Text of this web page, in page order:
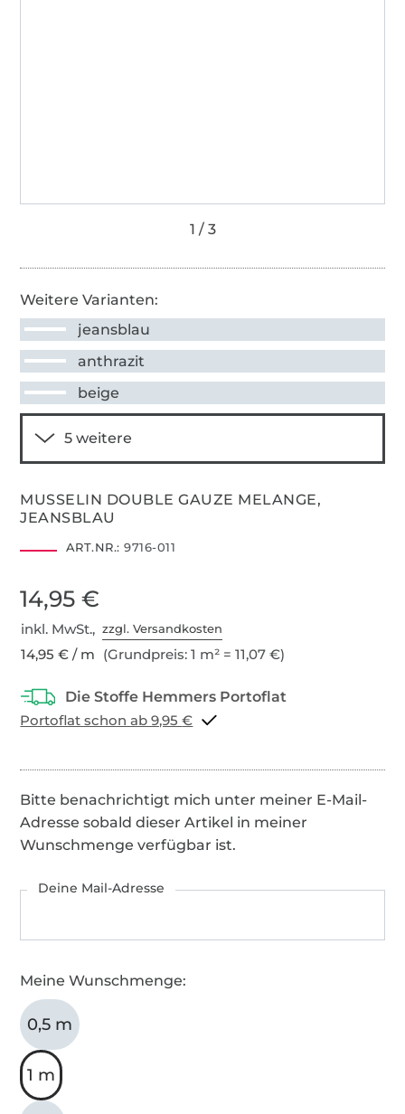
Weitere Varianten:
jeansblau
anthrazit
beige
MUSSELIN DOUBLE GAUZE MELANGE,
JEANSBLAU
ART.NR.: 9716-011
14,95 €
inkl. MwSt.,zzgl. Versandkosten
14,95 € / m (Grundpreis: 1 m² = 11,07 €)
Portoflat schon ab 9,95 €
Bitte benachrichtigt mich unter meiner E-Mail-
Adresse sobald dieser Artikel in meiner
Wunschmenge verfügbar ist.
Deine Mail-Adresse
Meine Wunschmenge:
0,5 m
1 m